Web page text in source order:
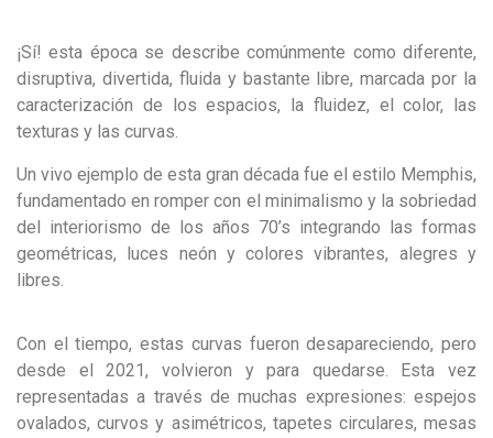
¡Sí! esta época se describe comúnmente como diferente,
disruptiva, divertida, fluida y bastante libre, marcada por la
caracterización de los espacios, la fluidez, el color, las
texturas y las curvas.
Un vivo ejemplo de esta gran década fue el estilo Memphis,
fundamentado en romper con el minimalismo y la sobriedad
del interiorismo de los años 70’s integrando las formas
geométricas, luces neón y colores vibrantes, alegres y
libres.
Con el tiempo, estas curvas fueron desapareciendo, pero
desde el 2021, volvieron y para quedarse. Esta vez
representadas a través de muchas expresiones: espejos
ovalados, curvos y asimétricos, tapetes circulares, mesas